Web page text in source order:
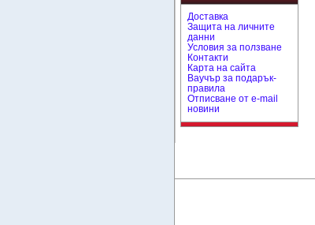
Доставка
Защита на личните
данни
Условия за ползване
Контакти
Карта на сайта
Ваучър за подарък-
правила
Отписване от e-mail
новини